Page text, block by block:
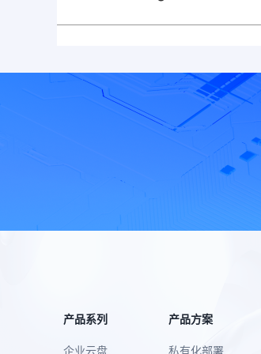
产品系列
企业云盘
产品方案
私有化部署